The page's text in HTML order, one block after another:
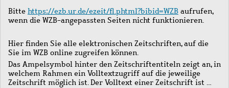
Bitte https://ezb.ur.de/ezeit/fl.phtml?bibid=WZB aufrufen,
wenn die WZB-angepassten Seiten nicht funktionieren.
Hier finden Sie alle elektronischen Zeitschriften, auf die
Sie im WZB online zugreifen können.
Das Ampelsymbol hinter den Zeitschriftentiteln zeigt an, in
welchem Rahmen ein Volltextzugriff auf die jeweilige
Zeitschrift möglich ist. Der Volltext einer Zeitschrift ist …